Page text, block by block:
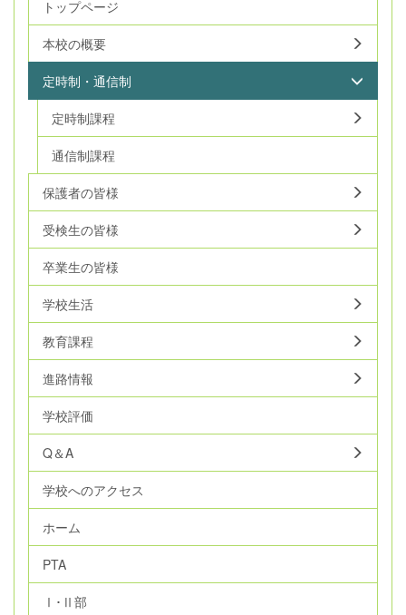
トップページ
本校の概要
定時制・通信制
定時制課程
通信制課程
保護者の皆様
受検生の皆様
卒業生の皆様
学校生活
教育課程
進路情報
学校評価
Q＆A
学校へのアクセス
ホーム
PTA
Ⅰ･Ⅱ部